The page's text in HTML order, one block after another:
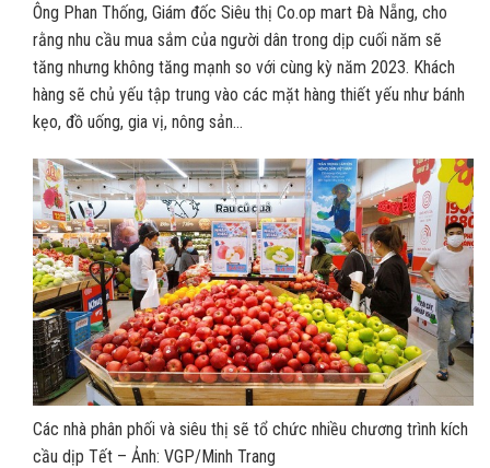
Ông Phan Thống, Giám đốc Siêu thị Co.op mart Đà Nẵng, cho
rằng nhu cầu mua sắm của người dân trong dịp cuối năm sẽ
tăng nhưng không tăng mạnh so với cùng kỳ năm 2023. Khách
hàng sẽ chủ yếu tập trung vào các mặt hàng thiết yếu như bánh
kẹo, đồ uống, gia vị, nông sản…
Các nhà phân phối và siêu thị sẽ tổ chức nhiều chương trình kích
cầu dịp Tết – Ảnh: VGP/Minh Trang